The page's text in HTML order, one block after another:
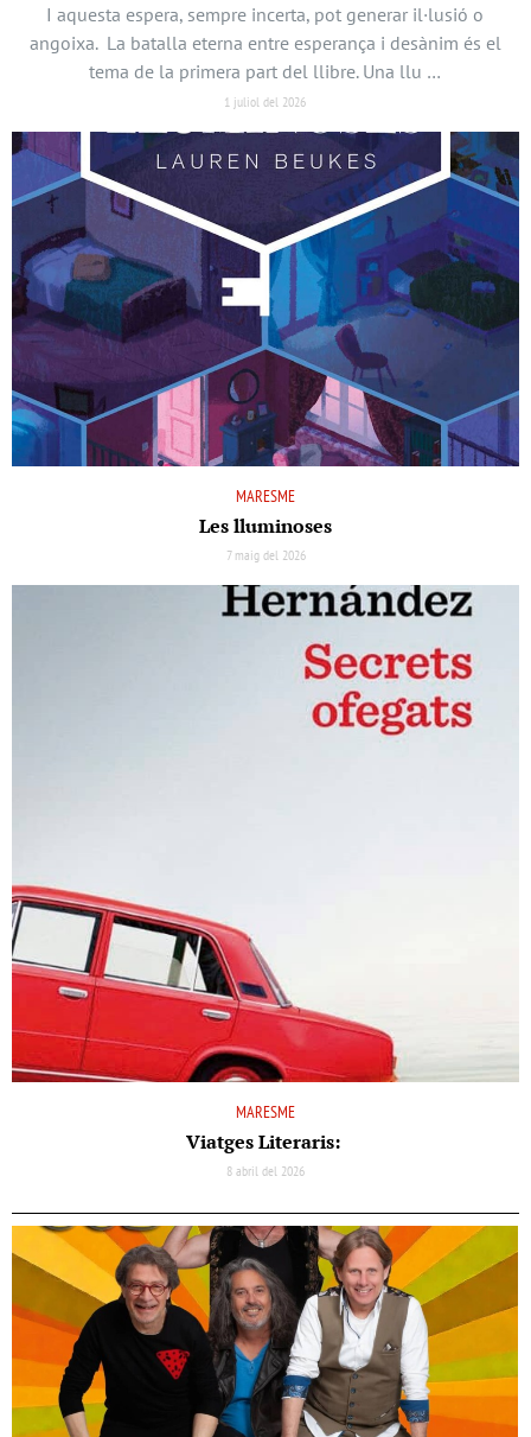
I aquesta espera, sempre incerta, pot generar il·lusió o
angoixa. La batalla eterna entre esperança i desànim és el
tema de la primera part del llibre. Una llu …
1 juliol del 2026
MARESME
Les lluminoses
7 maig del 2026
MARESME
Viatges Literaris:
8 abril del 2026